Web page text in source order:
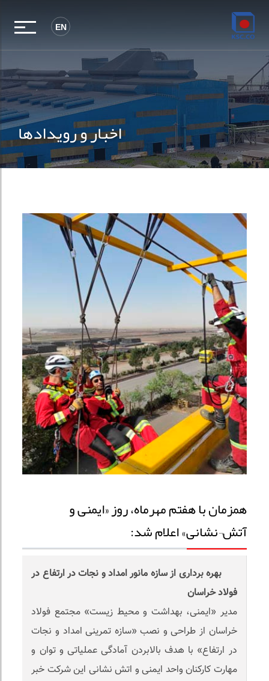
EN
اخبار و رویدادها
همزمان با هفتم مهرماه، روز «ایمنی و
آتش¬نشانی» اعلام شد:
بهره برداری از سازه مانور امداد و نجات در ارتفاع در
فولاد خراسان
مدیر «ایمنی، بهداشت و محیط زیست» مجتمع فولاد
خراسان از طراحی و نصب «سازه تمرینی امداد و نجات
در ارتفاع» با هدف بالابردن آمادگی عملیاتی و توان و
مهارت کارکنان واحد ایمنی و اتش نشانی این شرکت خبر